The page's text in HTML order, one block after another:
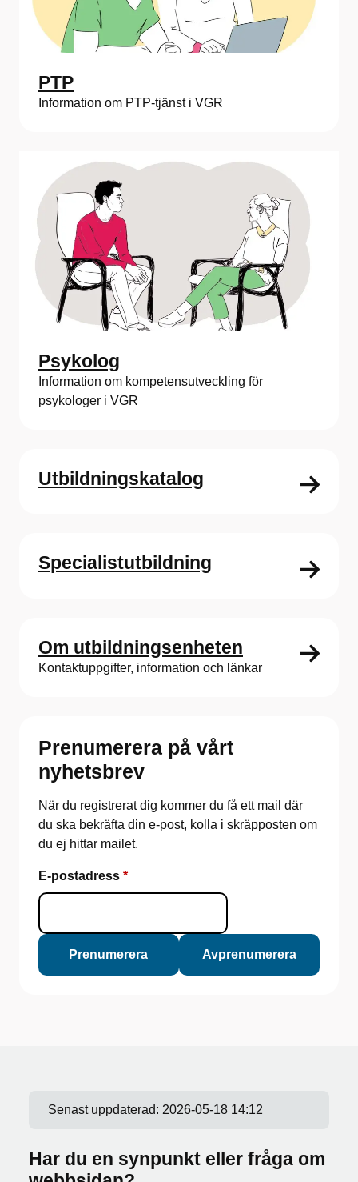
PTP
Information om PTP-tjänst i VGR
Psykolog
Information om kompetensutveckling för
psykologer i VGR
Utbildningskatalog
Specialistutbildning
Om utbildningsenheten
Kontaktuppgifter, information och länkar
Prenumerera på vårt
nyhetsbrev
När du registrerat dig kommer du få ett mail där
du ska bekräfta din e-post, kolla i skräpposten om
du ej hittar mailet.
E-postadress
Senast uppdaterad: 2026-05-18 14:12
Har du en synpunkt eller fråga om